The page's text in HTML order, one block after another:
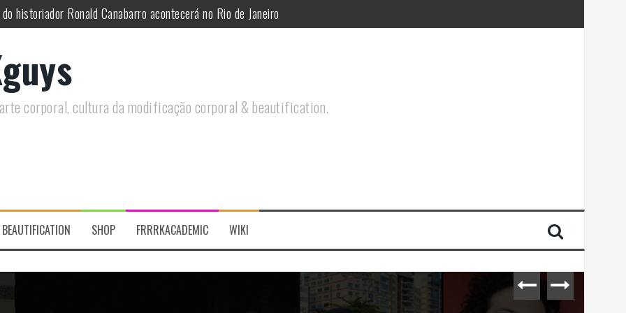
sobre Circo Freak em encontro online
modificações corporais e anarquia em encontro online
saiba como você pode ajudar duas ações que estão a ocorrer
a celebração do Orgulho Freak no Chile
corporal, cultura da modificação corporal & beautification.
BEAUTIFICATION SHOP FRRRKACADEMIC WIKI